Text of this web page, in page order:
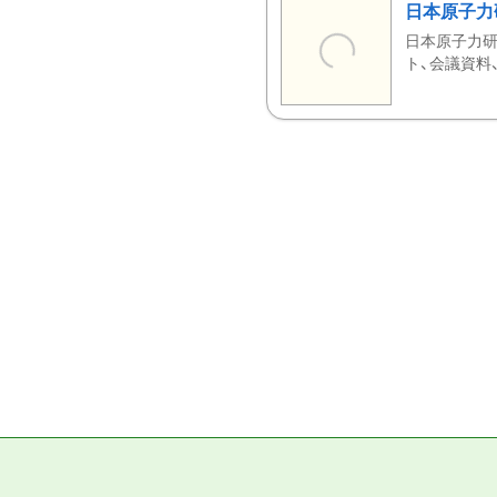
日本原子
日本原子力
ト、会議資